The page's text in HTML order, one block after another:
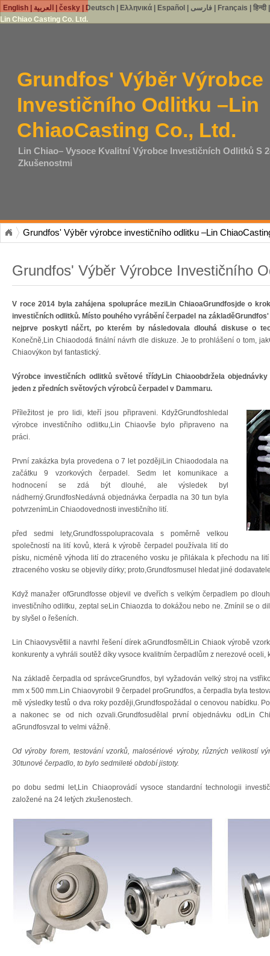
Lin Chiao Casting Co. Ltd.
Grundfos' Výběr Výrobce
Investičního Odlitku –Lin
ChiaoCasting Co., Ltd.
Lin Chiao– Vysoce Kvalitní Výrobce Investičních Odlitků S
Zkušenostmi
Grundfos' Výběr výrobce investičního odlitku –Lin
Grundfos' Výběr Výrobce Investičního
V roce 2014 byla zahájena spolupráce meziLin ChiaoaGrundfosjde o
investičních odlitků. Místo pouhého vyrábění čerpadel na
nejprve poskytl náčrt, po kterém by následovala dlouhá diskuse o
Konečně,Lin Chiaododá finální návrh dle diskuze. Je to prohlášení o tom,
Chiaovýkon byl fantastický.
Výrobce investičních odlitků světové třídyLin Chiaoobdržela objednávky
jeden z předních světových výrobců čerpadel v Dammaru.
Příležitost je pro lidi, kteří jsou připraveni. KdyžGrundfoshledal
výrobce investičního odlitku,Lin Chiaovše bylo připraveno na
práci.
První zakázka byla provedena o 7 let pozdějiLin Chiaododala na
začátku 9 vzorkových čerpadel. Sedm let komunikace a
hodnocení se zdá být dlouhé, ale výsledek byl
nádherný.GrundfosNedávná objednávka čerpadla na 30 tun byla
potvrzenímLin Chiaodovednosti investičního lití.
před sedmi lety,Grundfosspolupracovala s poměrně velkou
společností na lití kovů, která k výrobě čerpadel používala lití do
písku, nicméně výhoda lití do ztraceného vosku je přilákala k přechodu na
ztraceného vosku se objevily dírky; proto,Grundfosmusel hledat jiné
Když manažer ofGrundfosse objevil ve dveřích s velkým čerpadlem po
investičního odlitku, zeptal seLin Chiaozda to dokážou nebo ne. Zmínil se o
by slyšel o řešeních.
Lin Chiaovysvětlil a navrhl řešení dírek aGrundfosmělLin Chiaok výrobě
konkurenty a vyhráli soutěž díky vysoce kvalitním čerpadlům z nerezové oceli,
Na základě čerpadla od správceGrundfos, byl vyžadován velký stroj na
mm x 500 mm.Lin Chiaovyrobil 9 čerpadel proGrundfos, a čerpadla byla
mě výsledky testů o dva roky později,Grundfospožádal o cenovou nabídku.
a nakonec se od nich ozvali.Grundfosudělal první objednávku odLin
aGrundfosvzal to velmi vážně.
Od výroby forem, testování vzorků, malosériové výroby, různých velikostí
30tunové čerpadlo, to bylo sedmileté období jistoty.
po dobu sedmi let,Lin Chiaoprovádí vysoce standardní technologii
založené na 24 letých zkušenostech.
English| العربية česky| Deutsch| Ελληνικά| Español فارسی| Français हिन्दी